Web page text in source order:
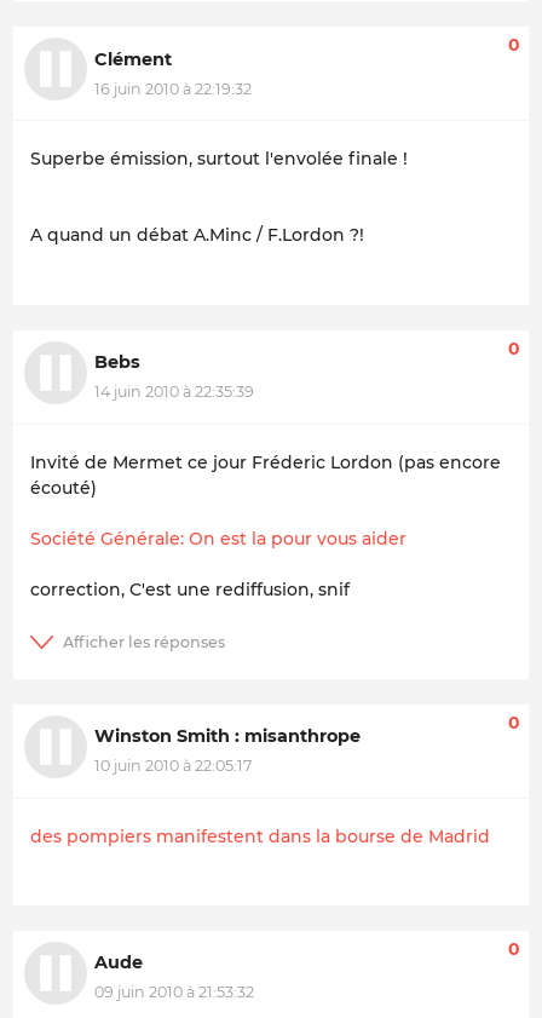
Clément
16 juin 2010 à 22:19:32
0
Superbe émission, surtout l'envolée finale !
A quand un débat A.Minc / F.Lordon ?!
Bebs
14 juin 2010 à 22:35:39
0
Invité de Mermet ce jour Fréderic Lordon (pas encore
écouté)
Société Générale: On est la pour vous aider
correction, C'est une rediffusion, snif
Winston Smith : misanthrope
10 juin 2010 à 22:05:17
0
des pompiers manifestent dans la bourse de Madrid
Aude
09 juin 2010 à 21:53:32
0